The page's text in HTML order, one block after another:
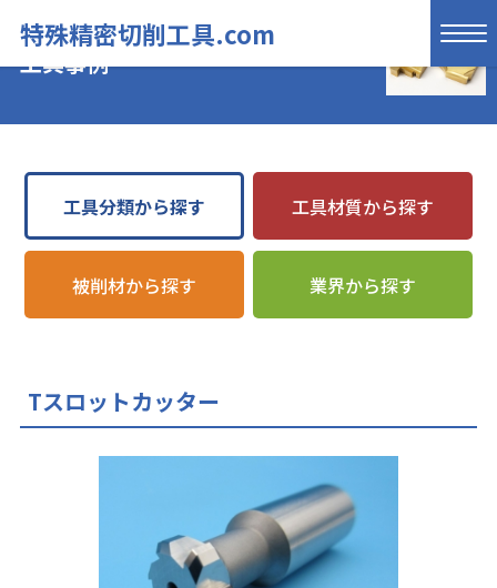
特殊精密切削工具.com
工具事例
工具分類から探す 工具材質から探す
被削材から探す 業界から探す
Tスロットカッター